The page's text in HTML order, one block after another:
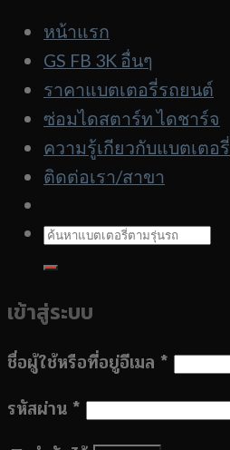
รุ่น
รถ
หน้าแรก
GS FB 3K อื่นๆ
ราคาแบตเตอรี่รถยนต์
ซ่อมไดสตาร์ท ไดชาร์จ
ความรู้เกียวกับแบตเตอรี่
ติดต่อเรา/สาขา
ค้นหา:
เข้าสู่ระบบ
ชื่อผู้ใช้หรือที่อยู่อีเมล *
รหัสผ่าน *